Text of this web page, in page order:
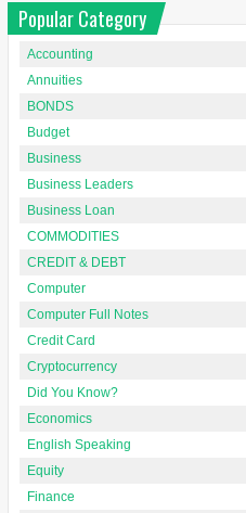
Popular Category
Accounting
Annuities
BONDS
Budget
Business
Business Leaders
Business Loan
COMMODITIES
CREDIT & DEBT
Computer
Computer Full Notes
Credit Card
Cryptocurrency
Did You Know?
Economics
English Speaking
Equity
Finance